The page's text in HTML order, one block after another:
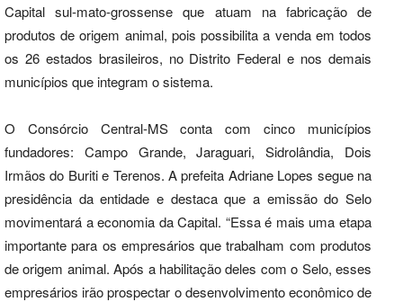
Capital sul-mato-grossense que atuam na fabricação de
produtos de origem animal, pois possibilita a venda em todos
os 26 estados brasileiros, no Distrito Federal e nos demais
municípios que integram o sistema.
O Consórcio Central-MS conta com cinco municípios
fundadores: Campo Grande, Jaraguari, Sidrolândia, Dois
Irmãos do Buriti e Terenos. A prefeita Adriane Lopes segue na
presidência da entidade e destaca que a emissão do Selo
movimentará a economia da Capital. “Essa é mais uma etapa
importante para os empresários que trabalham com produtos
de origem animal. Após a habilitação deles com o Selo, esses
empresários irão prospectar o desenvolvimento econômico de